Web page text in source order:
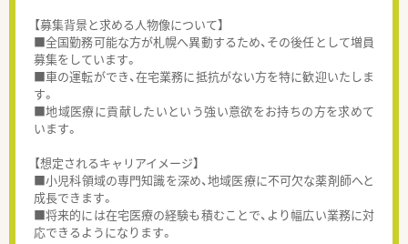
【募集背景と求める人物像について】
■全国勤務可能な方が札幌へ異動するため、その後任として増員
募集をしています。
■車の運転ができ、在宅業務に抵抗がない方を特に歓迎いたしま
す。
■地域医療に貢献したいという強い意欲をお持ちの方を求めて
います。
【想定されるキャリアイメージ】
■小児科領域の専門知識を深め、地域医療に不可欠な薬剤師へと
成長できます。
■将来的には在宅医療の経験も積むことで、より幅広い業務に対
応できるようになります。